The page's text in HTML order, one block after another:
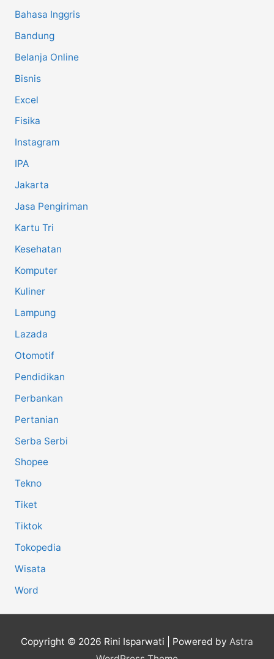
Bahasa Inggris
Bandung
Belanja Online
Bisnis
Excel
Fisika
Instagram
IPA
Jakarta
Jasa Pengiriman
Kartu Tri
Kesehatan
Komputer
Kuliner
Lampung
Lazada
Otomotif
Pendidikan
Perbankan
Pertanian
Serba Serbi
Shopee
Tekno
Tiket
Tiktok
Tokopedia
Wisata
Word
Copyright © 2026 Rini Isparwati | Powered by Astra